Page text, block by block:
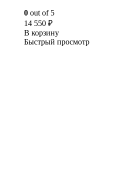
0 out of 5
14 550 ₽
В корзину
Быстрый просмотр